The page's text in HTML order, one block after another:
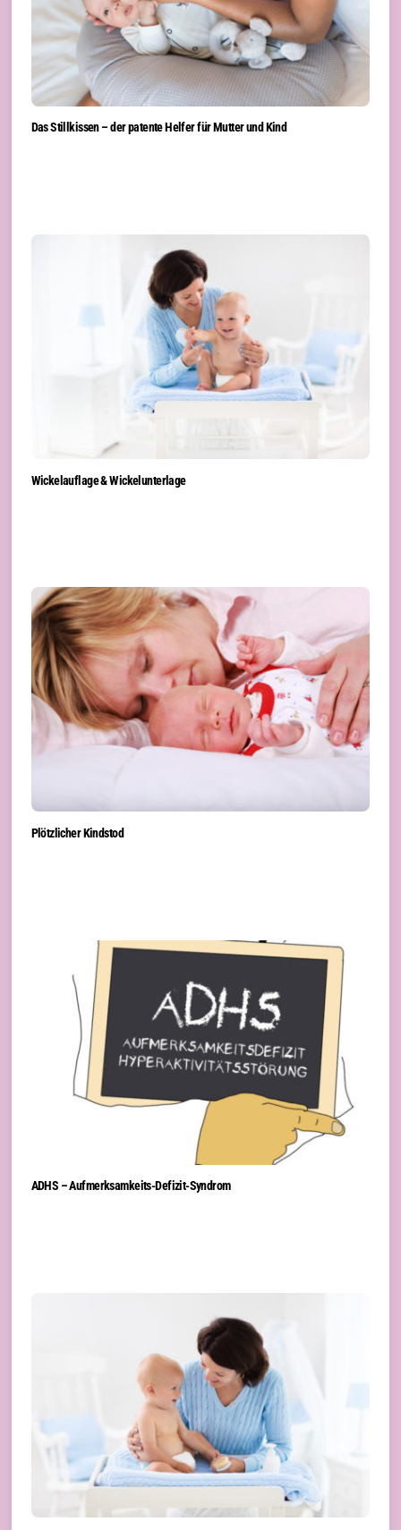
Das Stillkissen – der patente Helfer für Mutter und Kind
Wickelauflage & Wickelunterlage
Plötzlicher Kindstod
ADHS – Aufmerksamkeits-Defizit-Syndrom